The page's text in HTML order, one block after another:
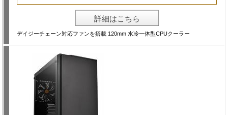
詳細はこちら
デイジーチェーン対応ファンを搭載 120mm 水冷一体型CPUクーラー